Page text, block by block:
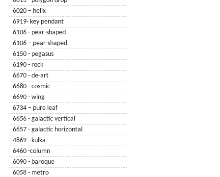
6020 – helix
6919- key pendant
6106 - pear-shaped
6106 – pear-shaped
6150 - pegasus
6190 - rock
6670 - de-art
6680 - cosmic
6690 - wing
6734 – pure leaf
6656 - galactic vertical
6657 - galactic horizontal
4869 - kulka
6460 -column
6090 - baroque
6058 - metro